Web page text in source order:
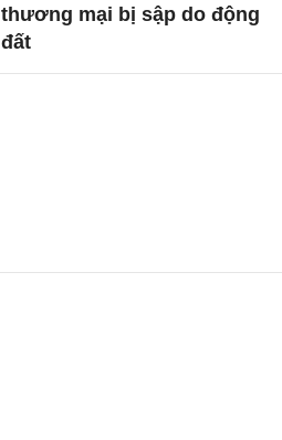
thương mại bị sập do động
đất